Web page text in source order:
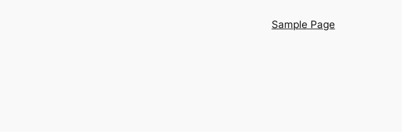
Sample Page